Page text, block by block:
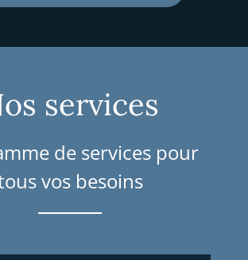
services
de services pour
vos besoins